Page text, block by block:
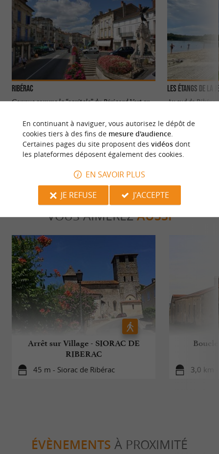
Ribérac
Connue comme la “capitale” du Périgord Vert en
histoire, ...
5,8 km - Ribérac
Les étangs de la
Au sud de
humide, composé
7,5 km -
VOUS AIMEREZAUSSI
Arrêt sur Village - SIORAC DE
RIBERAC
45 m - Siorac de Ribérac 3,0 km -
ÉVÈNEMENTS À PROXIMITÉ
En continuant à naviguer, vous autorisez le dépôt de
cookies tiers à des fins de mesure d'audience.
Certaines pages du site proposent des vidéosdont
les plateformes déposent également des cookies.
EN SAVOIR PLUS
JE REFUSE
J'ACCEPTE